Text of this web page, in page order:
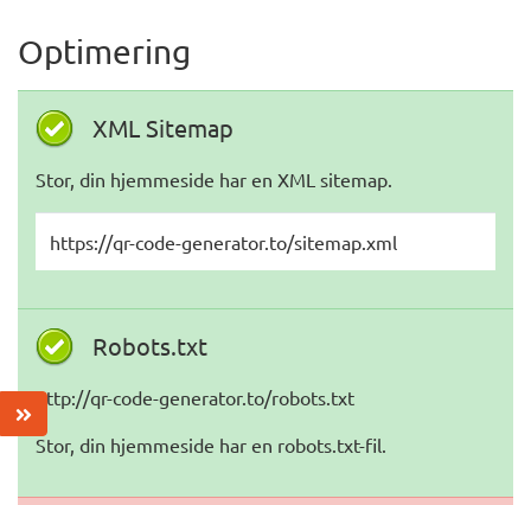
Optimering
XML Sitemap
Stor, din hjemmeside har en XML sitemap.
https://qr-code-generator.to/sitemap.xml
Robots.txt
http://qr-code-generator.to/robots.txt
Stor, din hjemmeside har en robots.txt-fil.